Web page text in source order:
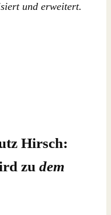
und erweitert.
Hirsch:
zu dem